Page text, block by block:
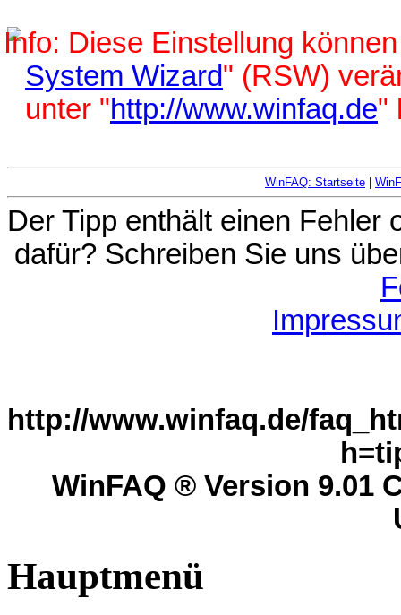
Diese Einstellung
System Wizard" (RSW)
unter "http://www.winfaq.de"
WinFAQ: Startseite
Der Tipp enthält einen Fehler
dafür? Schreiben Sie uns
http://www.winfaq.de/
WinFAQ ® Version 9.01
Hauptmenü